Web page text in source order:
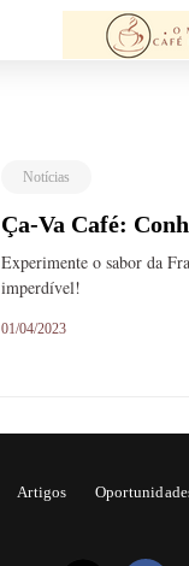
Notícias
Ça-Va Café:
Experimente o sabor da
imperdível!
01/04/2023
Artigos